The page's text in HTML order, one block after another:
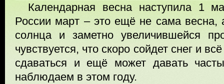
Календарная весна наступила 1
России март – это ещё не сама весна,
солнца и заметно увеличившейся
чувствуется, что скоро сойдет снег и
сдаваться и ещё может давать
наблюдаем в этом году.